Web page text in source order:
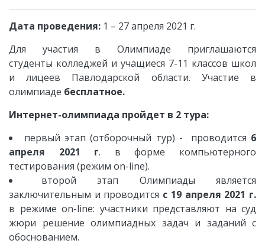
Дата проведения: 1 – 27 апреля 2021 г.
Для участия в Олимпиаде приглашаются
студенты колледжей и учащиеся 7-11 классов школ
и лицеев Павлодарской области. Участие в
олимпиаде бесплатное.
Интернет-олимпиада пройдет в 2 тура:
первый этап (отборочный тур) - проводится 6
апреля 2021 г. в форме компьютерного
тестирования (режим on-line).
второй этап Олимпиады является
заключительным и проводится с 19 апреля 2021 г.
в режиме on-line: участники представляют на суд
жюри решение олимпиадных задач и заданий с
обоснованием.